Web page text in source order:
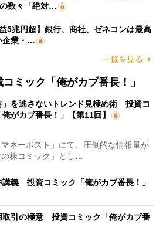
数々「絶対…
5兆円超】銀行、商社、ゼネコンは最高
企業・…
一覧を見る
ミック「俺がカブ番長！」
」を逃さないトレンド見極め術 投資コ
俺がカブ番長！」【第11回】
ネーポスト」にて、圧倒的な情報量が
株コミック」とし…
講義 投資コミック「俺がカブ番長！」
取引の極意 投資コミック「俺がカブ番